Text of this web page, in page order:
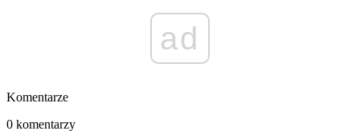
ad
Komentarze
0 komentarzy